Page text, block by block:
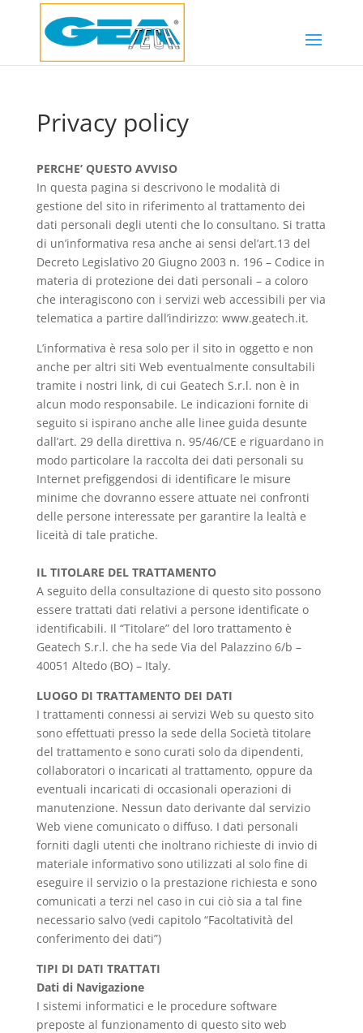
Privacy policy
PERCHE’ QUESTO AVVISO
In questa pagina si descrivono le modalità di
gestione del sito in riferimento al trattamento dei
dati personali degli utenti che lo consultano. Si tratta
di un’informativa resa anche ai sensi del’art.13 del
Decreto Legislativo 20 Giugno 2003 n. 196 – Codice in
materia di protezione dei dati personali – a coloro
che interagiscono con i servizi web accessibili per via
telematica a partire dall’indirizzo: www.geatech.it.
L’informativa è resa solo per il sito in oggetto e non
anche per altri siti Web eventualmente consultabili
tramite i nostri link, di cui Geatech S.r.l. non è in
alcun modo responsabile. Le indicazioni fornite di
seguito si ispirano anche alle linee guida desunte
dall’art. 29 della direttiva n. 95/46/CE e riguardano in
modo particolare la raccolta dei dati personali su
Internet prefiggendosi di identificare le misure
minime che dovranno essere attuate nei confronti
delle persone interessate per garantire la lealtà e
liceità di tale pratiche.
IL TITOLARE DEL TRATTAMENTO
A seguito della consultazione di questo sito possono
essere trattati dati relativi a persone identificate o
identificabili. Il “Titolare” del loro trattamento è
Geatech S.r.l. che ha sede Via del Palazzino 6/b –
40051 Altedo (BO) – Italy.
LUOGO DI TRATTAMENTO DEI DATI
I trattamenti connessi ai servizi Web su questo sito
sono effettuati presso la sede della Società titolare
del trattamento e sono curati solo da dipendenti,
collaboratori o incaricati al trattamento, oppure da
eventuali incaricati di occasionali operazioni di
manutenzione. Nessun dato derivante dal servizio
Web viene comunicato o diffuso. I dati personali
forniti dagli utenti che inoltrano richieste di invio di
materiale informativo sono utilizzati al solo fine di
eseguire il servizio o la prestazione richiesta e sono
comunicati a terzi nel caso in cui ciò sia a tal fine
necessario salvo (vedi capitolo “Facoltatività del
conferimento dei dati”)
TIPI DI DATI TRATTATI
Dati di Navigazione
I sistemi informatici e le procedure software
preposte al funzionamento di questo sito web